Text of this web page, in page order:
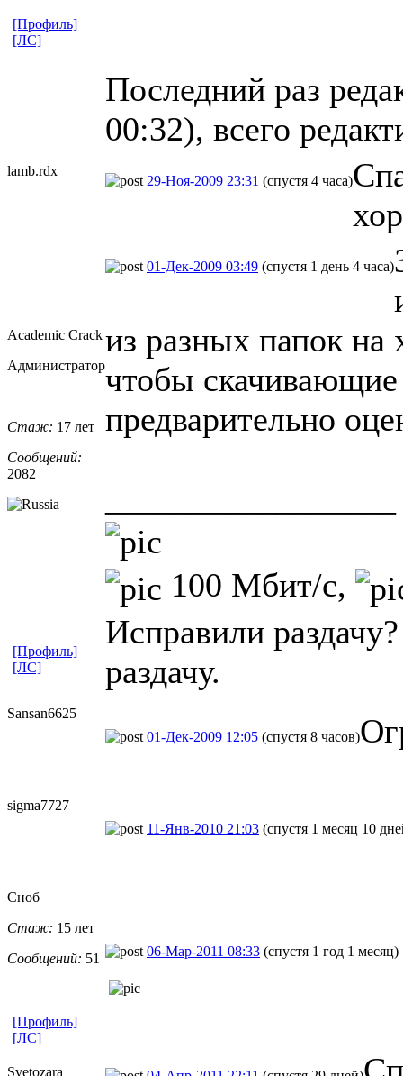
Последний раз
00:32), всего
[Профиль]
[ЛС]
lamb.rdx
29-Ноя-2009 23:31 (спустя 4 часа)
Academic Crack
Администратор
Стаж: 17 лет
Сообщений:
2082
01-Дек-2009 03:49 (спустя 1 день 4 часа)
из разных папок на
чтобы
предварительно
100 Мбит/с,
Исправили
раздачу.
[Профиль]
[ЛС]
Sansan6625
01-Дек-2009 12:05 (спустя 8 часов)
sigma7727
11-Янв-2010 21:03 (спустя 1 месяц 10
Сноб
Стаж: 15 лет
Сообщений: 51 06-Мар-2011 08:33 (спустя 1 год 1 месяц)
[Профиль]
[ЛС]
Svetozara